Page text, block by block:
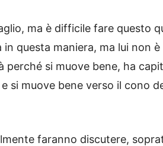
ma è difficile fare questo
in questa maniera, ma lui non
perché si muove bene, ha
si muove bene verso il cono
faranno discutere,